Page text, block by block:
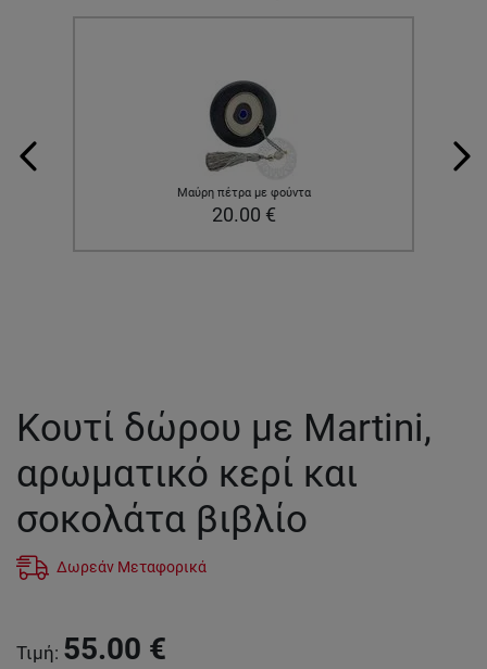
Μαύρη πέτρα με φούντα
20.00 €
Κουτί δώρου με Martini,
αρωματικό κερί και
σοκολάτα βιβλίο
Δωρεάν Μεταφορικά
Τιμή: 55.00 €